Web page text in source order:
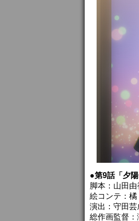
●第9話「夕
脚本：山田由
絵コンテ：橘
演出：守田芸
総作画監督：